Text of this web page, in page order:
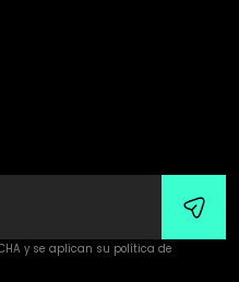
y se aplican su política de